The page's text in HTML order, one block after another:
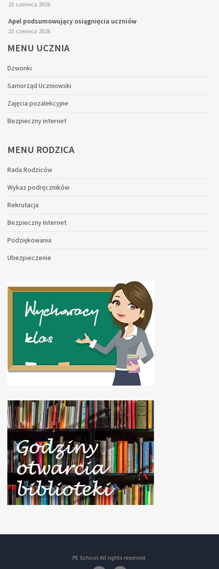
23 czerwca 2026
Apel podsumowujący osiągnięcia uczniów
23 czerwca 2026
MENU UCZNIA
Dzwonki
Samorząd Uczniowski
Zajęcia pozalekcyjne
Bezpieczny internet
MENU RODZICA
Rada Rodziców
Wykaz podręczników
Rekrutacja
Bezpieczny Internet
Podziękowania
Ubezpieczenie
PE School All rights reserved.